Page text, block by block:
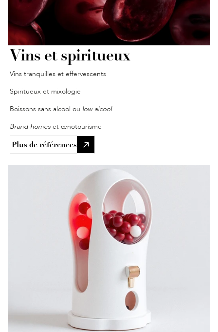
Vins et spiritueux
Vins tranquilles et effervescents
Spiritueux et mixologie
Boissons sans alcool ou low alcool
Brand homes et œnotourisme
Plus de références